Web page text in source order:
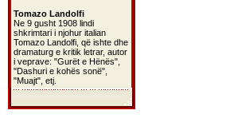
Tomazo Landolfi
Ne 9 gusht 1908 lindi
shkrimtari i njohur italian
Tomazo Landolfi, që ishte dhe
dramaturg e kritik letrar, autor
i veprave: "Gurët e Hënës",
"Dashuri e kohës sonë",
"Muajt", etj.